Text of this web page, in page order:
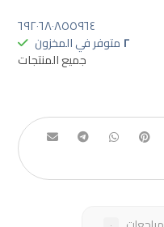
٦٩٢٠٦٨٠٨٥٥٩٦٤
٢ متوفر في المخزون
جميع المنتجات